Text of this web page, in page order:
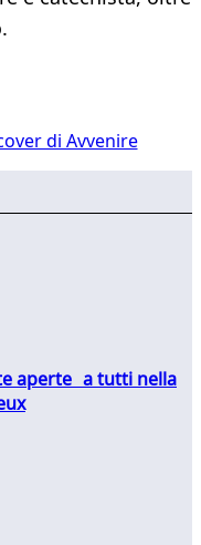
di Avvenire
aperte a tutti nella